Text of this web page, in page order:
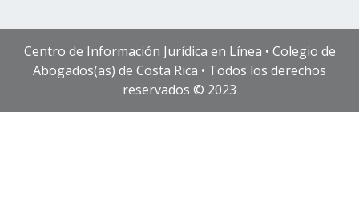
Centro de Información Jurídica en Línea • Colegio de
Abogados(as) de Costa Rica • Todos los derechos
reservados © 2023